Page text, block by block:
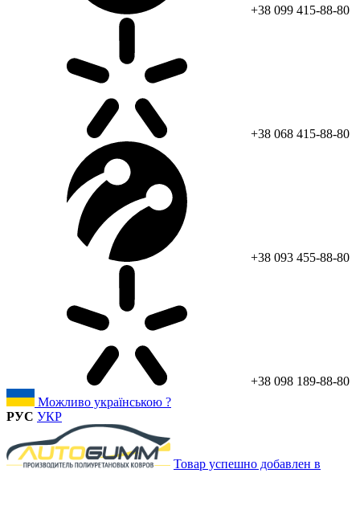
+38 099 415-88-80
+38 068 415-88-80
+38 093 455-88-80
+38 098 189-88-80
Можливо українською ?
РУС УКР
Товар успешно добавлен в